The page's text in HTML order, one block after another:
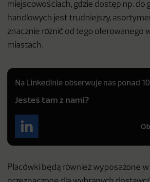
miejscowościach, gdzie dostęp np. do
handlowych jest trudniejszy,
znacznie różnić od tego oferowanego
miastach.
Na LinkedInie obserwuje nas ponad
Jesteś tam z nami?
Placówki będą również wyposażone